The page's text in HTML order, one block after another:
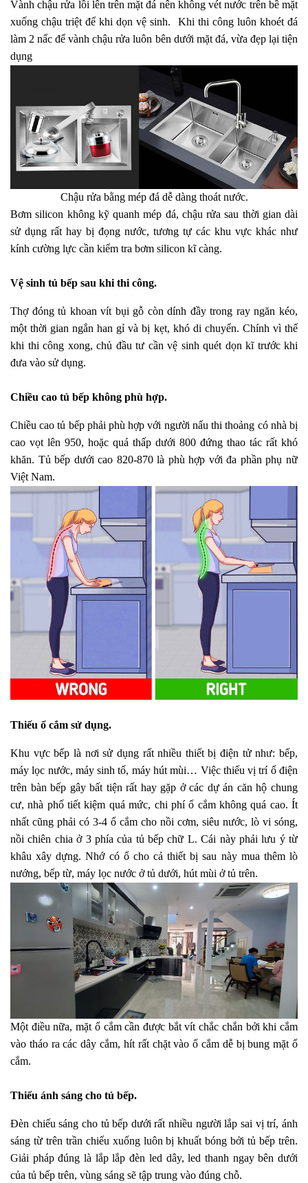
Vành chậu rửa lồi lên trên mặt đá nên không vét nước trên bề mặt
xuống chậu triệt để khi dọn vệ sinh. Khi thi công luôn khoét đá
làm 2 nấc để vành chậu rửa luôn bên dưới mặt đá, vừa đẹp lại tiện
dụng
Chậu rửa bằng mép đá dễ dàng thoát nước.
Bơm silicon không kỹ quanh mép đá, chậu rửa sau thời gian dài
sử dụng rất hay bị đọng nước, tương tự các khu vực khác như
kính cường lực cần kiểm tra bơm silicon kĩ càng.
Vệ sinh tủ bếp sau khi thi công.
Thợ đóng tủ khoan vít bụi gỗ còn dính đầy trong ray ngăn kéo,
một thời gian ngắn han gỉ và bị kẹt, khó di chuyển. Chính vì thế
khi thi công xong, chủ đầu tư cần vệ sinh quét dọn kĩ trước khi
đưa vào sử dụng.
Chiều cao tủ bếp không phù hợp.
Chiều cao tủ bếp phải phù hợp với người nấu thi thoảng có nhà bị
cao vọt lên 950, hoặc quá thấp dưới 800 đứng thao tác rất khó
khăn. Tủ bếp dưới cao 820-870 là phù hợp với đa phần phụ nữ
Việt Nam.
Thiếu ổ cắm sử dụng.
Khu vực bếp là nơi sử dụng rất nhiều thiết bị điện tử như: bếp,
máy lọc nước, máy sinh tố, máy hút mùi… Việc thiếu vị trí ổ điện
trên bàn bếp gây bất tiện rất hay gặp ở các dự án căn hộ chung
cư, nhà phố tiết kiệm quá mức, chi phí ổ cắm không quá cao. Ít
nhất cũng phải có 3-4 ổ cắm cho nồi cơm, siêu nước, lò vi sóng,
nồi chiên chia ở 3 phía của tủ bếp chữ L. Cái này phải lưu ý từ
khâu xây dựng. Nhớ có ổ cho cả thiết bị sau này mua thêm lò
nướng, bếp từ, máy lọc nước ở tủ dưới, hút mùi ở tủ trên.
Một điều nữa, mặt ổ cắm cần được bắt vít chắc chắn bởi khi cắm
vào tháo ra các dây cắm, hít rất chặt vào ổ cắm dễ bị bung mặt ổ
cắm.
Thiếu ánh sáng cho tủ bếp.
Đèn chiếu sáng cho tủ bếp dưới rất nhiều người lắp sai vị trí, ánh
sáng từ trên trần chiếu xuống luôn bị khuất bóng bởi tủ bếp trên.
Giải pháp đúng là lắp lắp đèn led dây, led thanh ngay bên dưới
của tủ bếp trên, vùng sáng sẽ tập trung vào đúng chỗ.